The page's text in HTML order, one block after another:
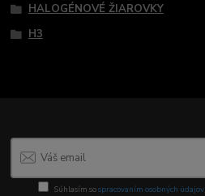
HALOGÉNOVÉ ŽIAROVKY
H3
Súhlasím sospracovaním osobných údajov